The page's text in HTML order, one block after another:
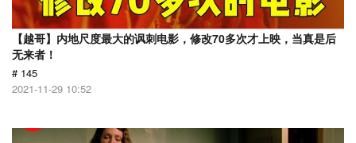
【越哥】内地尺度最大的讽刺电影，修改70多次才上映，当真是后
无来者！
# 145
2021-11-29 10:52